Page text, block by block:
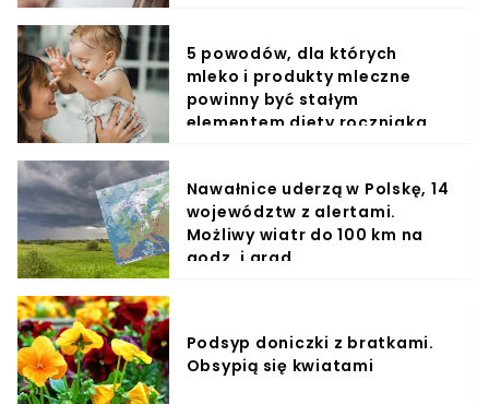
5 powodów, dla których
mleko i produkty mleczne
powinny być stałym
elementem diety roczniaka
Nawałnice uderzą w Polskę, 14
województw z alertami.
Możliwy wiatr do 100 km na
godz. i grad
Podsyp doniczki z bratkami.
Obsypią się kwiatami